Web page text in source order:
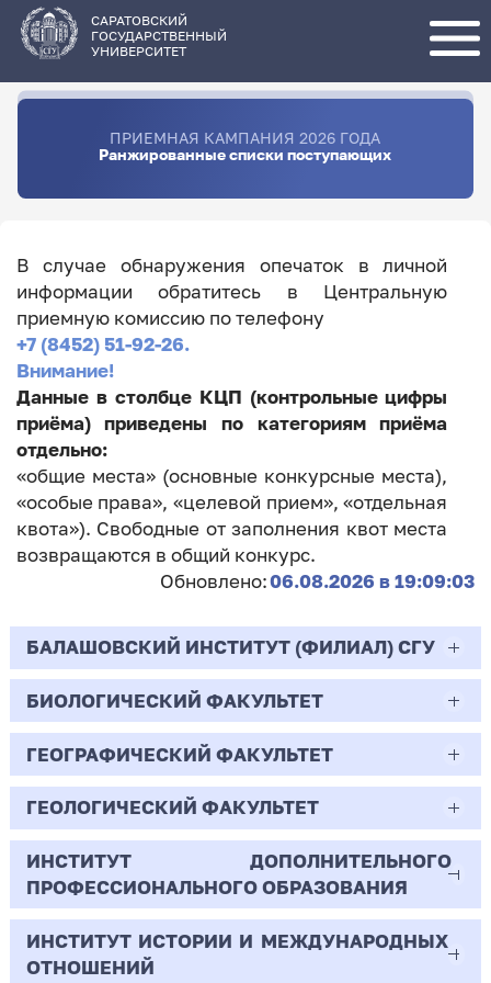
основному
содержанию
САРАТОВСКИЙ
ГОСУДАРСТВЕННЫЙ
УНИВЕРСИТЕТ
ПРИЕМНАЯ КАМПАНИЯ 2026 ГОДА
Ранжированные списки поступающих
В случае обнаружения опечаток в личной
информации обратитесь в Центральную
приемную комиссию по телефону
+7 (8452) 51-92-26.
Внимание!
Данные в столбце КЦП (контрольные цифры
приёма) приведены по категориям приёма
отдельно:
«общие места» (основные конкурсные места),
«особые права», «целевой прием», «отдельная
квота»). Свободные от заполнения квот места
возвращаются в общий конкурс.
Обновлено:06.08.2026 в 19:09:03
БАЛАШОВСКИЙ ИНСТИТУТ (ФИЛИАЛ) СГУ
44.03.02
Психолого-педагогическое образование
Очная | Бакалавр
Всего бюджетных мест - 10
Бюджет/
Общие места
Профиль: Практическая
психология образования
БИОЛОГИЧЕСКИЙ ФАКУЛЬТЕТ
06.03.01
Биология
Очная | Бакалавр
Всего бюджетных мест - 50
Бюджет/Общие места
ГЕОГРАФИЧЕСКИЙ ФАКУЛЬТЕТ
05.03.02
География
Очная | Бакалавр
Всего бюджетных мест - 15
ГЕОЛОГИЧЕСКИЙ ФАКУЛЬТЕТ
05.03.01
Геология
Очная | Бакалавр
ИНСТИТУТ ДОПОЛНИТЕЛЬНОГО
ПРОФЕССИОНАЛЬНОГО ОБРАЗОВАНИЯ
38.03.02
ИНСТИТУТ ИСТОРИИ И МЕЖДУНАРОДНЫХ
ОТНОШЕНИЙ